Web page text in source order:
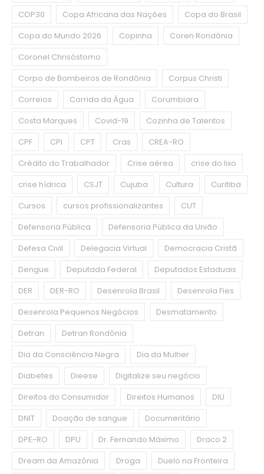
COP30
Copa Africana das Nações
Copa do Brasil
Copa do Mundo 2026
Copinha
Coren Rondônia
Coronel Chrisóstomo
Corpo de Bombeiros de Rondônia
Corpus Christi
Correios
Corrida da Água
Corumbiara
Costa Marques
Covid-19
Cozinha de Talentos
CPF
CPI CPT Cras
CREA-RO
Crédito do Trabalhador
Crise aérea
crise do lixo
crise hídrica
CSJT Cujuba Cultura
Curitiba
Cursos
cursos profissionalizantes
CUT
Defensoria Pública
Defensoria Pública da União
Defesa Civil
Delegacia Virtual
Democracia Cristã
Dengue
Deputada Federal
Deputados Estaduais
DER
DER-RO Desenrola Brasil
Desenrola Fies
Desenrola Pequenos Negócios
Desmatamento
Detran
Detran Rondônia
Dia da Consciência Negra
Dia da Mulher
Diabetes
Dieese
Digitalize seu negócio
Direitos do Consumidor
Direitos Humanos
DIU
DNIT
Doação de sangue
Documentário
DPE-RO
DPU Dr. Fernando Máximo
Draco 2
Dream da Amazônia
Droga
Duelo na Fronteira